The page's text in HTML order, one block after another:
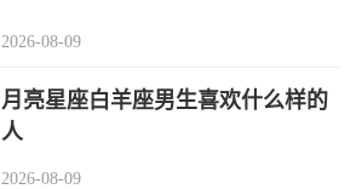
2026-08-09
月亮星座白羊座男生喜欢什么样的
人
2026-08-09